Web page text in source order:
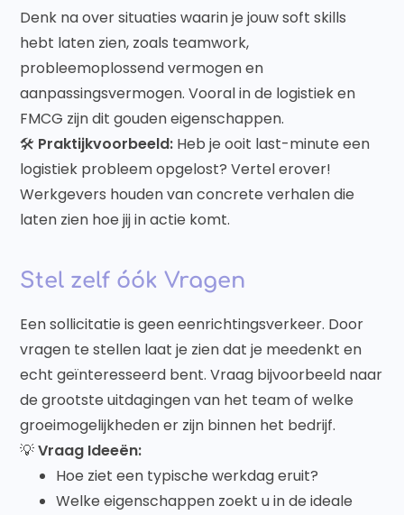
Denk na over situaties waarin je jouw soft skills
hebt laten zien, zoals teamwork,
probleemoplossend vermogen en
aanpassingsvermogen. Vooral in de logistiek en
FMCG zijn dit gouden eigenschappen.
🛠️ Praktijkvoorbeeld: Heb je ooit last-minute een
logistiek probleem opgelost? Vertel erover!
Werkgevers houden van concrete verhalen die
laten zien hoe jij in actie komt.
Stel zelf óók Vragen
Een sollicitatie is geen eenrichtingsverkeer. Door
vragen te stellen laat je zien dat je meedenkt en
echt geïnteresseerd bent. Vraag bijvoorbeeld naar
de grootste uitdagingen van het team of welke
groeimogelijkheden er zijn binnen het bedrijf.
💡Vraag Ideeën:
Hoe ziet een typische werkdag eruit?
Welke eigenschappen zoekt u in de ideale